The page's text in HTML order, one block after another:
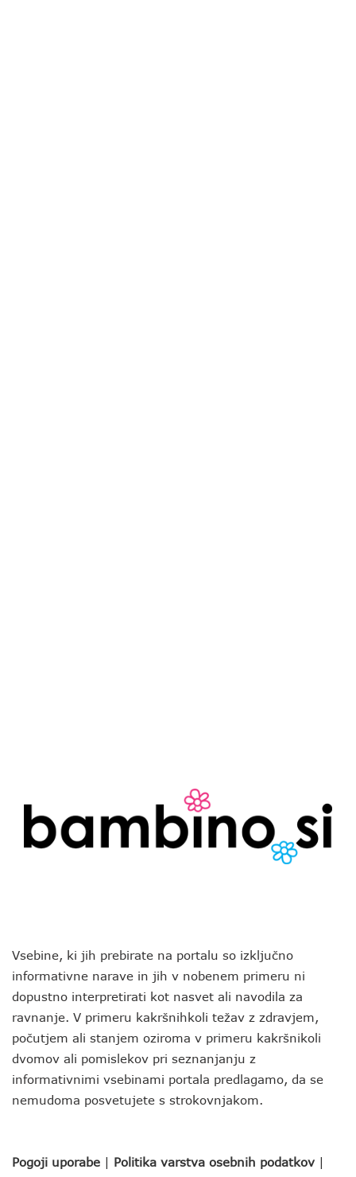
Vsebine, ki jih prebirate na portalu so izključno
informativne narave in jih v nobenem primeru ni
dopustno interpretirati kot nasvet ali navodila za
ravnanje. V primeru kakršnihkoli težav z zdravjem,
počutjem ali stanjem oziroma v primeru kakršnikoli
dvomov ali pomislekov pri seznanjanju z
informativnimi vsebinami portala predlagamo, da se
nemudoma posvetujete s strokovnjakom.
Pogoji uporabe | Politika varstva osebnih podatkov |